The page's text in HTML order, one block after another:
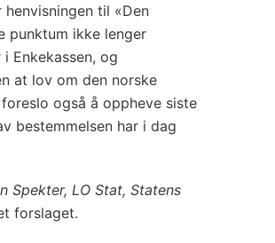
til «Den
punktum ikke lenger
Enkekassen, og
at lov om den norske
også å oppheve siste
bestemmelsen har i dag
Spekter, LO Stat, Statens
forslaget.